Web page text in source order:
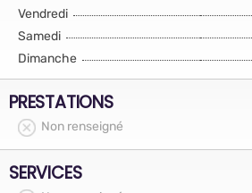
Vendredi
Samedi
Dimanche
PRESTATIONS
Non renseigné
SERVICES